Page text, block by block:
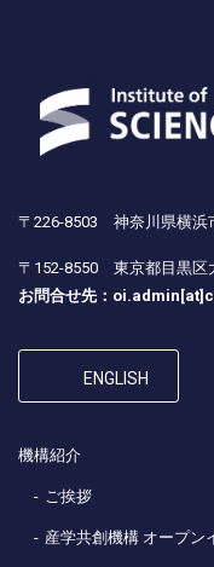
〒226-8503 神奈川県横浜
〒152-8550 東京都目黒区
お問合せ先：
ENGLISH
機構紹介
ご挨拶
産学共創機構 オープン